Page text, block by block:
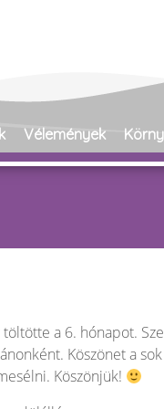
Vélemények
a 6. hónapot.
Köszönet a
Köszönjük!